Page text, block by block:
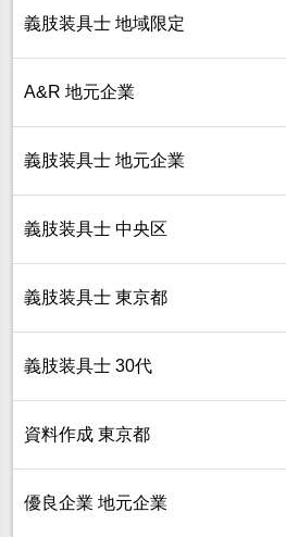
義肢装具士 地域限定
A&R 地元企業
義肢装具士 地元企業
義肢装具士 中央区
義肢装具士 東京都
義肢装具士 30代
資料作成 東京都
優良企業 地元企業